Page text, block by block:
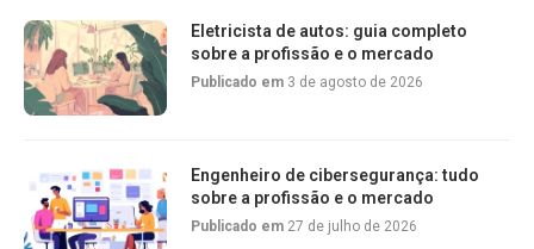
Eletricista de autos: guia completo
sobre a profissão e o mercado
Publicado em 3 de agosto de 2026
Engenheiro de cibersegurança: tudo
sobre a profissão e o mercado
Publicado em 27 de julho de 2026